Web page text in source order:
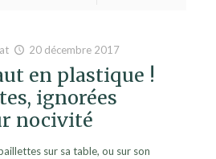
at 20 décembre 2017
en plastique !
ignorées
nocivité
sur sa table, ou sur son